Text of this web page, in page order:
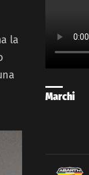
la
Marchi